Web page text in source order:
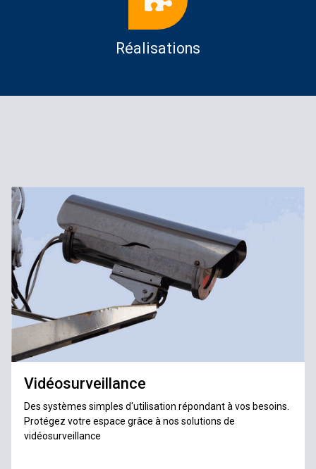
Réalisations
Vidéosurveillance
Des systèmes simples d'utilisation répondant à vos besoins.
Protégez votre espace grâce à nos solutions de
vidéosurveillance